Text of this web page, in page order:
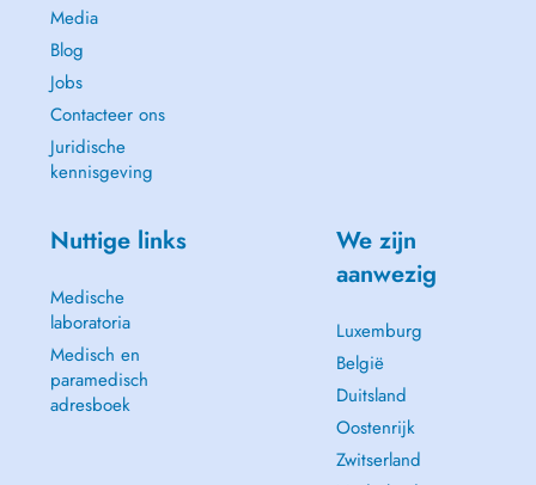
Media
Blog
Jobs
Contacteer ons
Juridische
kennisgeving
Nuttige links
Medische
laboratoria
Medisch en
paramedisch
adresboek
We zijn
aanwezig
Luxemburg
België
Duitsland
Oostenrijk
Zwitserland